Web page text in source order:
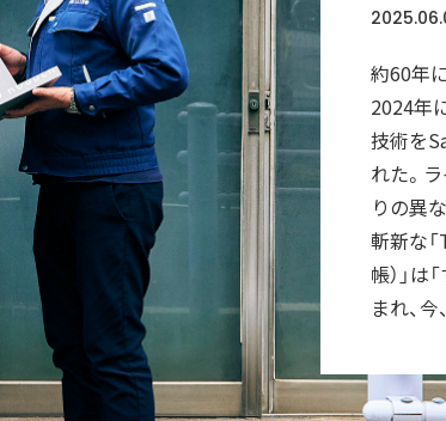
展開
証商品
構想
フラッ
約60年
2024年
技術を
れた。
りの異
斬新な
帳）」
まれ、